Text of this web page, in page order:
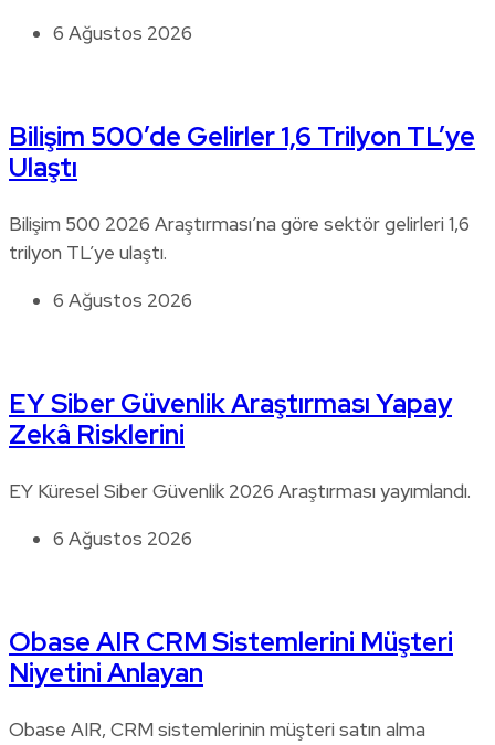
6 Ağustos 2026
Bilişim 500’de Gelirler 1,6 Trilyon TL’ye
Ulaştı
Bilişim 500 2026 Araştırması’na göre sektör gelirleri 1,6
trilyon TL’ye ulaştı.
6 Ağustos 2026
EY Siber Güvenlik Araştırması Yapay
Zekâ Risklerini
EY Küresel Siber Güvenlik 2026 Araştırması yayımlandı.
6 Ağustos 2026
Obase AIR CRM Sistemlerini Müşteri
Niyetini Anlayan
Obase AIR, CRM sistemlerinin müşteri satın alma